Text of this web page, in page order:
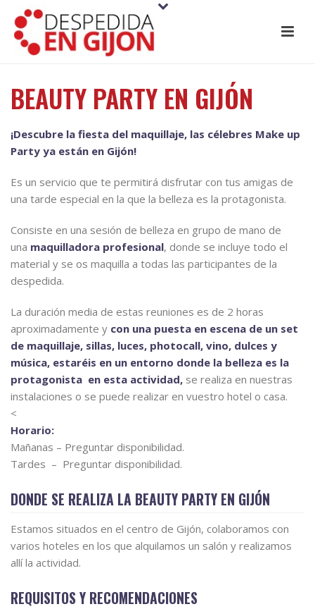
BEAUTY PARTY EN GIJÓN
¡Descubre la fiesta del maquillaje, las célebres Make up
Party ya están en Gijón!
Es un servicio que te permitirá disfrutar con tus amigas de
una tarde especial en la que la belleza es la protagonista.
Consiste en una sesión de belleza en grupo de mano de
una maquilladora profesional, donde se incluye todo el
material y se os maquilla a todas las participantes de la
despedida.
La duración media de estas reuniones es de 2 horas
aproximadamente y con una puesta en escena de un set
de maquillaje, sillas, luces, photocall, vino, dulces y
música, estaréis en un entorno donde la belleza es la
protagonista en esta actividad, se realiza en nuestras
instalaciones o se puede realizar en vuestro hotel o casa.
<
Horario:
Mañanas – Preguntar disponibilidad.
Tardes – Preguntar disponibilidad.
DONDE SE REALIZA LA BEAUTY PARTY EN GIJÓN
Estamos situados en el centro de Gijón, colaboramos con
varios hoteles en los que alquilamos un salón y realizamos
allí la actividad.
REQUISITOS Y RECOMENDACIONES